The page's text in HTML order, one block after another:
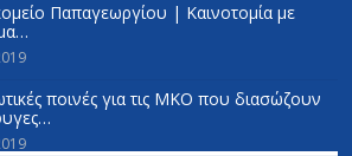
Παπαγεωργίου | Καινοτομία με
ποινές για τις ΜΚΟ που διασώζουν